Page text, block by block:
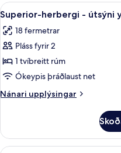
sjávarsýn
Skoða
allar
myndir
fyrir
Superior-
herbergi
-
útsýni
port
5
Superior-herbergi - útsýni
18 fermetrar
Pláss fyrir 2
1 tvíbreitt rúm
Ókeypis þráðlaust net
Nánari upplýsingar
Nánari
herbergi